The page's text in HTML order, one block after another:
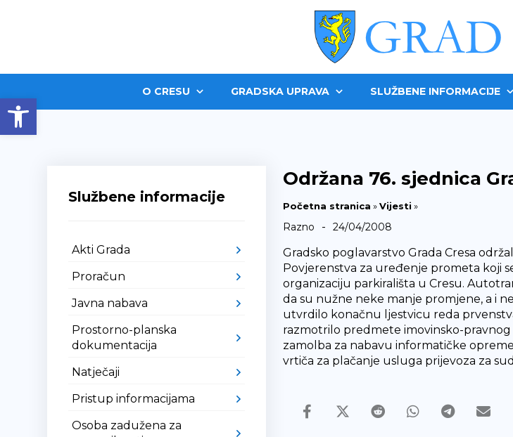
Open toolbarO CRESU GRADSKA UPRAVA SLUŽBENE INFORMACIJE
Održana 76. sjednica
Početna stranica »Vijesti »
Razno - 24/04/2008
Gradsko poglavarstvo Grada Cresa
Povjerenstva za uređenje prometa koji
organizaciju parkirališta u Cresu.
da su nužne neke manje promjene, a i
utvrdilo konačnu ljestvicu reda
razmotrilo predmete imovinsko-
zamolba za nabavu informatičke
vrtiča za plačanje usluga prijevoza za
Službene informacije
Akti Grada
Proračun
Javna nabava
Prostorno-planska
dokumentacija
Natječaji
Pristup informacijama
Osoba zadužena za